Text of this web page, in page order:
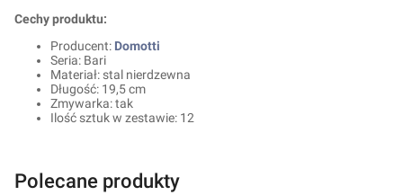
Cechy produktu:
Producent: Domotti
Seria: Bari
Materiał: stal nierdzewna
Długość: 19,5 cm
Zmywarka: tak
Ilość sztuk w zestawie: 12
Polecane produkty